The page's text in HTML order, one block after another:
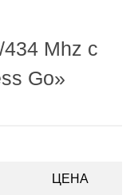
Mhz с
Go»
ЦЕНА